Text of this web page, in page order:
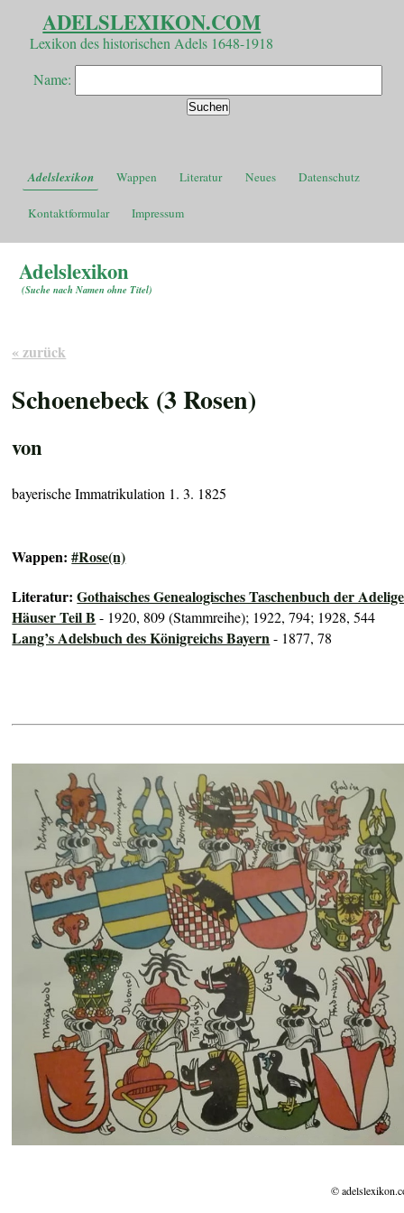
ADELSLEXIKON.COM
Lexikon des historischen Adels 1648-1918
Name:
Adelslexikon Wappen Literatur Neues Datenschutz
Kontaktformular Impressum
Adelslexikon
(Suche nach Namen ohne Titel)
« zurück
Schoenebeck (3 Rosen)
von
bayerische Immatrikulation 1. 3. 1825
Wappen:#Rose(n)
Literatur:Gothaisches Genealogisches Taschenbuch der
Häuser Teil B - 1920, 809 (Stammreihe); 1922, 794; 1928, 544
Lang’s Adelsbuch des Königreichs Bayern- 1877, 78
©